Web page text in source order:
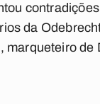
da
marqueteiro de